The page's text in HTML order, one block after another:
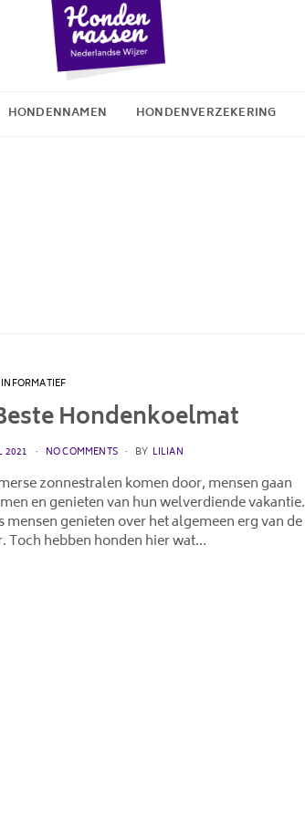
HONDENNAMEN HONDENVERZEKERING
INFORMATIEF
Hondenkoelmat
2021 NO COMMENTS BY LILIAN
zonnestralen komen door, mensen gaan
en genieten van hun welverdiende vakantie.
mensen genieten over het algemeen erg van de
Toch hebben honden hier wat…